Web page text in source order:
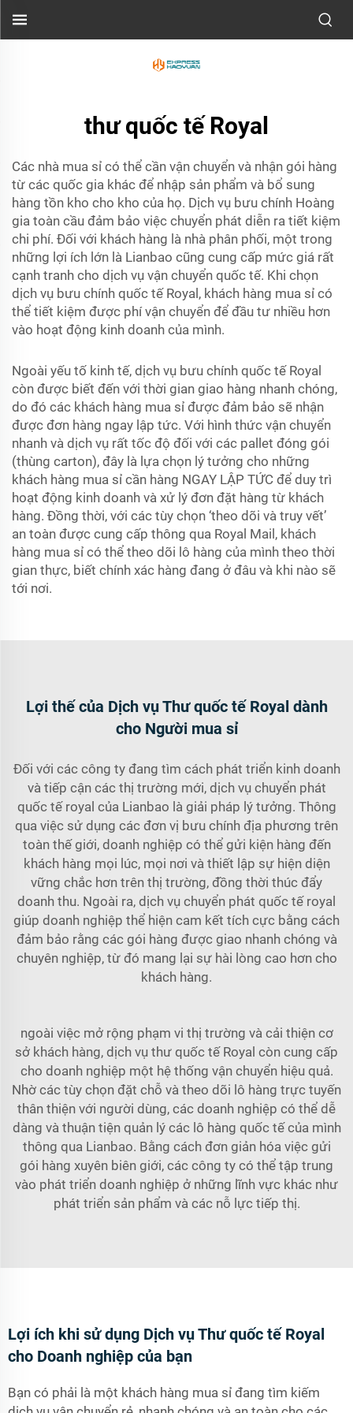
thư quốc tế Royal
Các nhà mua sỉ có thể cần vận chuyển và nhận gói hàng
từ các quốc gia khác để nhập sản phẩm và bổ sung
hàng tồn kho cho kho của họ. Dịch vụ bưu chính Hoàng
gia toàn cầu đảm bảo việc chuyển phát diễn ra tiết kiệm
chi phí. Đối với khách hàng là nhà phân phối, một trong
những lợi ích lớn là Lianbao cũng cung cấp mức giá rất
cạnh tranh cho dịch vụ vận chuyển quốc tế. Khi chọn
dịch vụ bưu chính quốc tế Royal, khách hàng mua sỉ có
thể tiết kiệm được phí vận chuyển để đầu tư nhiều hơn
vào hoạt động kinh doanh của mình.
Ngoài yếu tố kinh tế, dịch vụ bưu chính quốc tế Royal
còn được biết đến với thời gian giao hàng nhanh chóng,
do đó các khách hàng mua sỉ được đảm bảo sẽ nhận
được đơn hàng ngay lập tức. Với hình thức vận chuyển
nhanh và dịch vụ rất tốc độ đối với các pallet đóng gói
(thùng carton), đây là lựa chọn lý tưởng cho những
khách hàng mua sỉ cần hàng NGAY LẬP TỨC để duy trì
hoạt động kinh doanh và xử lý đơn đặt hàng từ khách
hàng. Đồng thời, với các tùy chọn ‘theo dõi và truy vết’
an toàn được cung cấp thông qua Royal Mail, khách
hàng mua sỉ có thể theo dõi lô hàng của mình theo thời
gian thực, biết chính xác hàng đang ở đâu và khi nào sẽ
tới nơi.
Lợi thế của Dịch vụ Thư quốc tế Royal dành
cho Người mua sỉ
Đối với các công ty đang tìm cách phát triển kinh doanh
và tiếp cận các thị trường mới, dịch vụ chuyển phát
quốc tế royal của Lianbao là giải pháp lý tưởng. Thông
qua việc sử dụng các đơn vị bưu chính địa phương trên
toàn thế giới, doanh nghiệp có thể gửi kiện hàng đến
khách hàng mọi lúc, mọi nơi và thiết lập sự hiện diện
vững chắc hơn trên thị trường, đồng thời thúc đẩy
doanh thu. Ngoài ra, dịch vụ chuyển phát quốc tế royal
giúp doanh nghiệp thể hiện cam kết tích cực bằng cách
đảm bảo rằng các gói hàng được giao nhanh chóng và
chuyên nghiệp, từ đó mang lại sự hài lòng cao hơn cho
khách hàng.
ngoài việc mở rộng phạm vi thị trường và cải thiện cơ
sở khách hàng, dịch vụ thư quốc tế Royal còn cung cấp
cho doanh nghiệp một hệ thống vận chuyển hiệu quả.
Nhờ các tùy chọn đặt chỗ và theo dõi lô hàng trực tuyến
thân thiện với người dùng, các doanh nghiệp có thể dễ
dàng và thuận tiện quản lý các lô hàng quốc tế của mình
thông qua Lianbao. Bằng cách đơn giản hóa việc gửi
gói hàng xuyên biên giới, các công ty có thể tập trung
vào phát triển doanh nghiệp ở những lĩnh vực khác như
phát triển sản phẩm và các nỗ lực tiếp thị.
Lợi ích khi sử dụng Dịch vụ Thư quốc tế Royal
cho Doanh nghiệp của bạn
Bạn có phải là một khách hàng mua sỉ đang tìm kiếm